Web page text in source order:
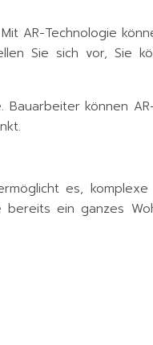
AR-Technologie
Sie sich vor, Sie
können
es,
ein ganzes